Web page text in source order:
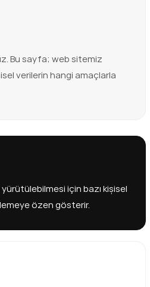
Bu sayfa; web sitemiz
verilerin hangi amaçlarla
için bazı kişisel
özen gösterir.